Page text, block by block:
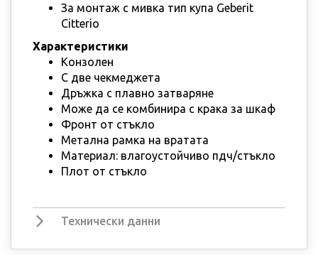
За монтаж с мивка тип купа Geberit
Citterio
Характеристики
Конзолен
С две чекмеджета
Дръжка с плавно затваряне
Може да се комбинира с крака за шкаф
Фронт от стъкло
Метална рамка на вратата
Материал: влагоустойчиво пдч/стъкло
Плот от стъкло
Технически данни